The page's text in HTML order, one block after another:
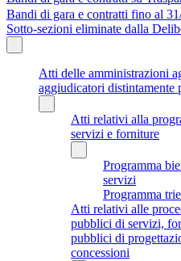
Bandi di gara e contratti fino al
Sotto-sezioni eliminate dalla
Atti delle amministrazioni
aggiudicatori distintamente
Atti relativi alla
servizi e forniture
Programma
servizi
Programma
Atti relativi alle
pubblici di servizi,
pubblici di
concessioni